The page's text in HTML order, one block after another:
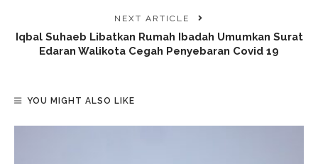
NEXT ARTICLE
Iqbal Suhaeb Libatkan Rumah Ibadah Umumkan Surat
Edaran Walikota Cegah Penyebaran Covid 19
YOU MIGHT ALSO LIKE